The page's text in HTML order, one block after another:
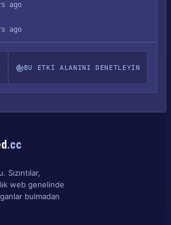
ago
ago
BU ETKI ALANINI DENETLEYIN
.cc
Sızıntılar,
web genelinde
bulmadan